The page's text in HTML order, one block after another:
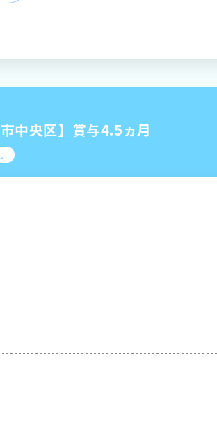
中央区】賞与4.5ヵ月